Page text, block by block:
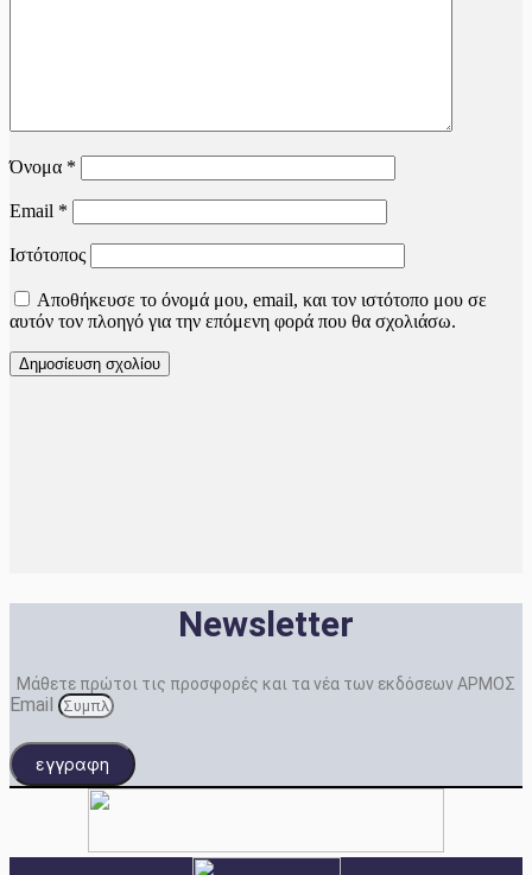
Όνομα *
Email *
Ιστότοπος
Αποθήκευσε το όνομά μου, email, και τον ιστότοπο μου σε
αυτόν τον πλοηγό για την επόμενη φορά που θα σχολιάσω.
Newsletter
Μάθετε πρώτοι τις προσφορές και τα νέα των εκδόσεων ΑΡΜΟΣ
Email
εγγραφη